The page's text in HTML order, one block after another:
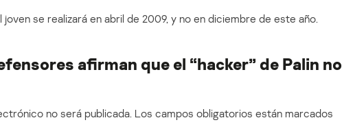
joven se realizará en abril de 2009, y no en diciembre de este año.
afirman que el “hacker” de Palin no
no será publicada. Los campos obligatorios están marcados